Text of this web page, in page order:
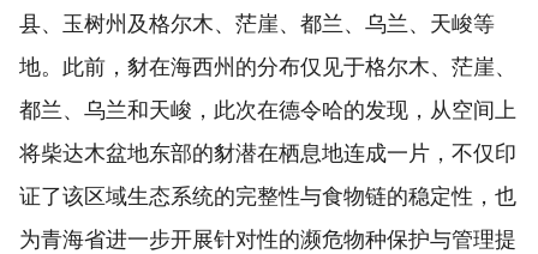
县、玉树州及格尔木、茫崖、都兰、乌兰、天峻等
地。此前，豺在海西州的分布仅见于格尔木、茫崖、
都兰、乌兰和天峻，此次在德令哈的发现，从空间上
将柴达木盆地东部的豺潜在栖息地连成一片，不仅印
证了该区域生态系统的完整性与食物链的稳定性，也
为青海省进一步开展针对性的濒危物种保护与管理提